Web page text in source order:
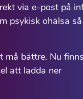
via e-post på
psykisk ohälsa
må bättre. Nu
att ladda ner